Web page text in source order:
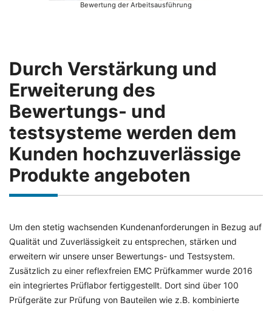
Bewertung der Arbeitsausführung
Durch Verstärkung und
Erweiterung des
Bewertungs- und
testsysteme werden dem
Kunden hochzuverlässige
Produkte angeboten
Um den stetig wachsenden Kundenanforderungen in Bezug auf
Qualität und Zuverlässigkeit zu entsprechen, stärken und
erweitern wir unsere unser Bewertungs- und Testsystem.
Zusätzlich zu einer reflexfreien EMC Prüfkammer wurde 2016
ein integriertes Prüflabor fertiggestellt. Dort sind über 100
Prüfgeräte zur Prüfung von Bauteilen wie z.B. kombinierte